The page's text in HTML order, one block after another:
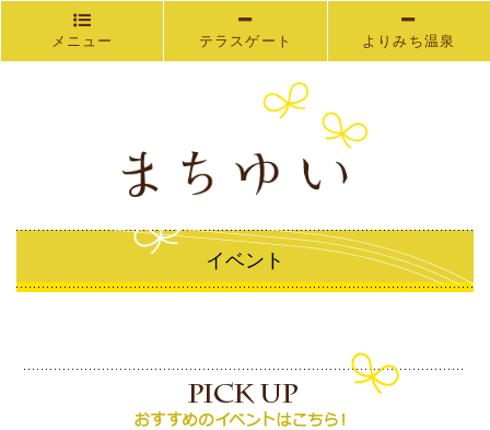
メニュー テラスゲート よりみち温泉
イベント